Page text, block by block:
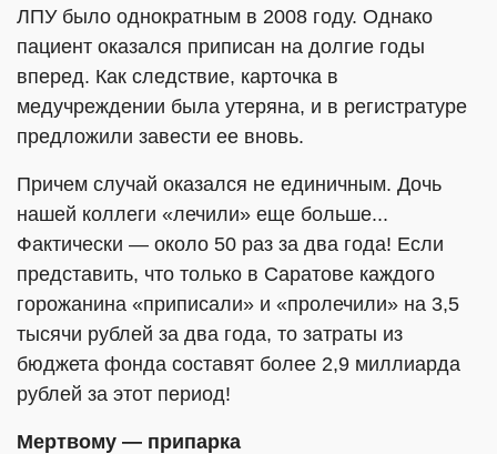
ЛПУ было однократным в 2008 году. Однако
пациент оказался приписан на долгие годы
вперед. Как следствие, карточка в
медучреждении была утеряна, и в регистратуре
предложили завести ее вновь.
Причем случай оказался не единичным. Дочь
нашей коллеги «лечили» еще больше...
Фактически — около 50 раз за два года! Если
представить, что только в Саратове каждого
горожанина «приписали» и «пролечили» на 3,5
тысячи рублей за два года, то затраты из
бюджета фонда составят более 2,9 миллиарда
рублей за этот период!
Мертвому — припарка